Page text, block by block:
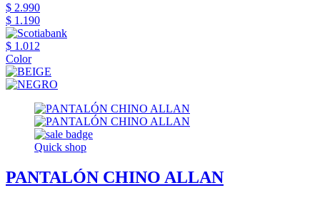
$ 2.990
$ 1.190
$ 1.012
Color
Quick shop
PANTALÓN CHINO ALLAN